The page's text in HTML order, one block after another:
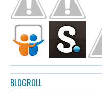
BLOGROLL